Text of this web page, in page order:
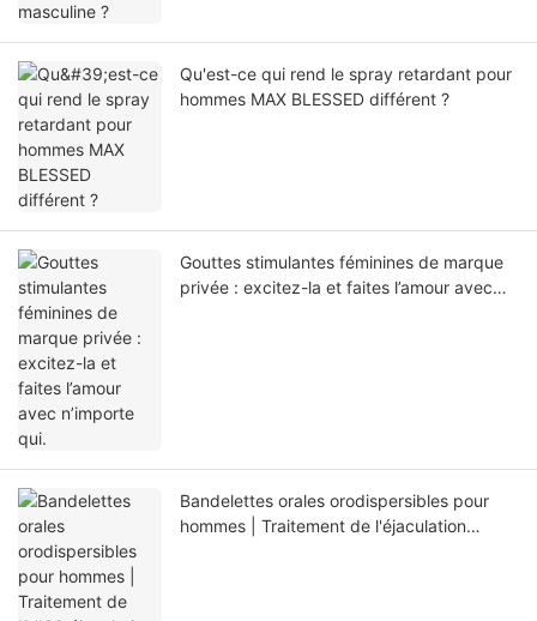
Qu'est-ce qui rend le spray retardant pour
hommes MAX BLESSED différent ?
Gouttes stimulantes féminines de marque
privée : excitez-la et faites l’amour avec
Bandelettes orales orodispersibles pour
hommes | Traitement de l'éjaculation